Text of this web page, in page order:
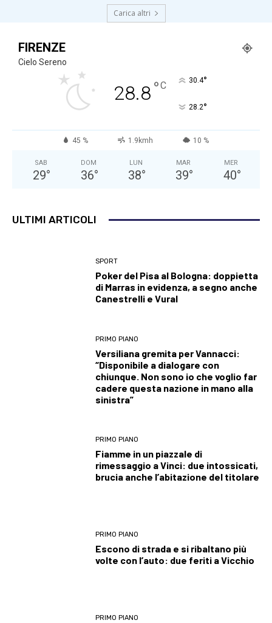
Carica altri
FIRENZE
Cielo Sereno
28.8°C 30.4°
28.2°
45 % 1.9kmh 10 %
SAB
29°
DOM
36°
LUN
38°
MAR
39°
MER
40°
ULTIMI ARTICOLI
SPORT
Poker del Pisa al Bologna: doppietta
di Marras in evidenza, a segno anche
Canestrelli e Vural
PRIMO PIANO
Versiliana gremita per Vannacci:
“Disponibile a dialogare con
chiunque. Non sono io che voglio far
cadere questa nazione in mano alla
sinistra”
PRIMO PIANO
Fiamme in un piazzale di
rimessaggio a Vinci: due intossicati,
brucia anche l’abitazione del titolare
PRIMO PIANO
Escono di strada e si ribaltano più
volte con l’auto: due feriti a Vicchio
PRIMO PIANO